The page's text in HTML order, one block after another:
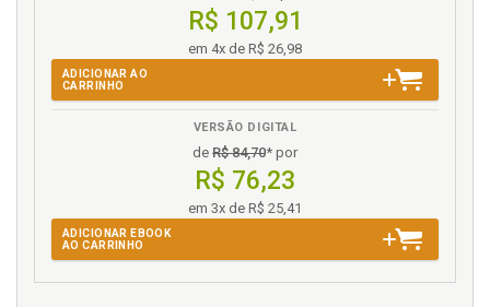
Trabalho. Psicodinâmica do trabalho, p. 52
Trabalho. Psicodinâmica do trabalho e os
mecanismos de defesa, p. 58
Superior do Trabalho, p. 151
Valor constitucional do trabalho, p. 40
R$ 107,91
em 4x de R$ 26,98
ADICIONAR AO
CARRINHO
VERSÃO DIGITAL
de R$ 84,70* por
R$ 76,23
em 3x de R$ 25,41
ADICIONAR EBOOK
AO CARRINHO